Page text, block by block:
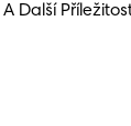
Další